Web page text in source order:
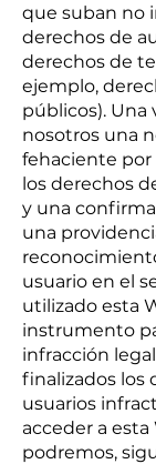
que suban no
derechos de
derechos de
ejemplo,
públicos). Una
nosotros una
fehaciente
los derechos
y una
una
usuario en el
utilizado esta
instrumento
infracción
finalizados los
usuarios
acceder a esta
podremos,